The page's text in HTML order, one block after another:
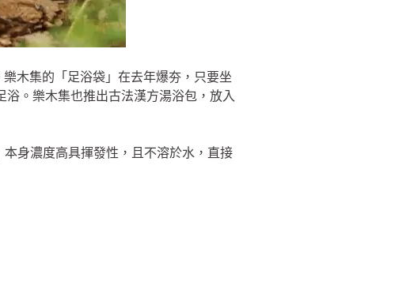
木集的「足浴袋」在去年爆夯，只要坐
。樂木集也推出古法漢方湯浴包，放入
身濃度高具揮發性，且不溶於水，直接